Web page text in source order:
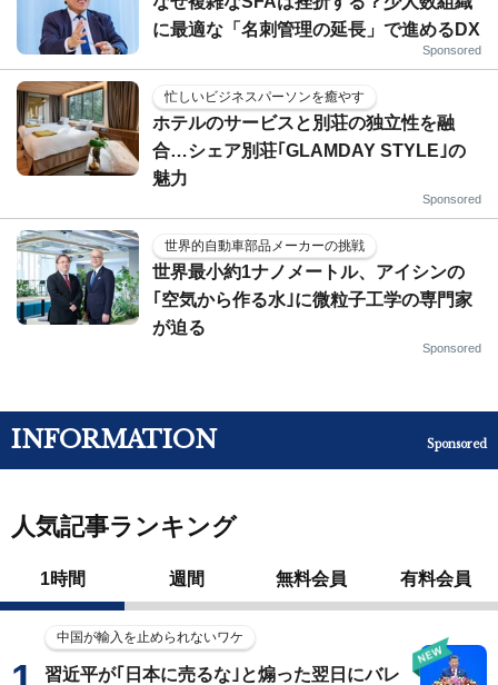
に最適な「名刺管理の延長」で進めるDX
Sponsored
忙しいビジネスパーソンを癒やす
ホテルのサービスと別荘の独立性を融
合…シェア別荘｢GLAMDAY STYLE｣の
魅力
Sponsored
世界的自動車部品メーカーの挑戦
世界最小約1ナノメートル、アイシンの
｢空気から作る水｣に微粒子工学の専門家
が迫る
Sponsored
INFORMATION Sponsored
人気記事ランキング
1時間 週間 無料会員 有料会員
中国が輸入を止められないワケ
習近平が｢日本に売るな｣と煽った翌日にバレ